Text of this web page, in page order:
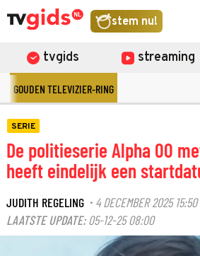
stem nu!
tvgids streaming
GOUDEN TELEVIZIER-RING
SERIE
De politieserie Alpha 00
heeft eindelijk een
JUDITH REGELING · 4 DECEMBER 2025 15:50
LAATSTE UPDATE: 05-12-25 08:00